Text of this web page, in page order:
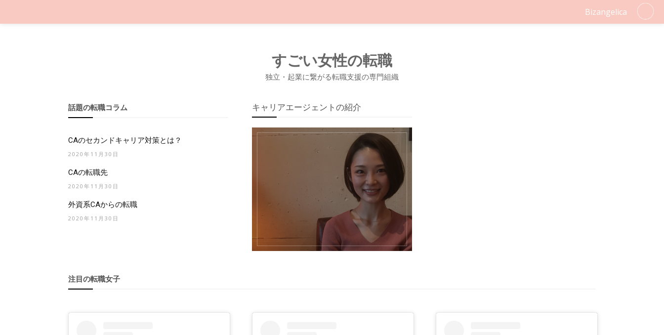
Bizangelica
すごい女性の転職
独立・起業に繋がる転職支援の専門組織
話題の転職コラム
CAのセカンドキャリア対策とは？
2020年11月30日
CAの転職先
2020年11月30日
外資系CAからの転職
2020年11月30日
キャリアエージェントの紹介
注目の転職女子